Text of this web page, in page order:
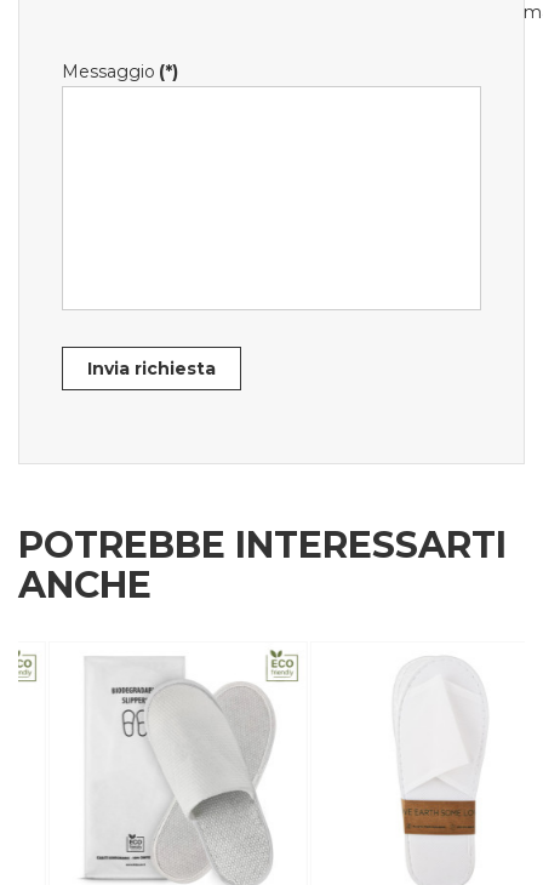
Messaggio (*)
Invia richiesta
POTREBBE INTERESSARTI
ANCHE